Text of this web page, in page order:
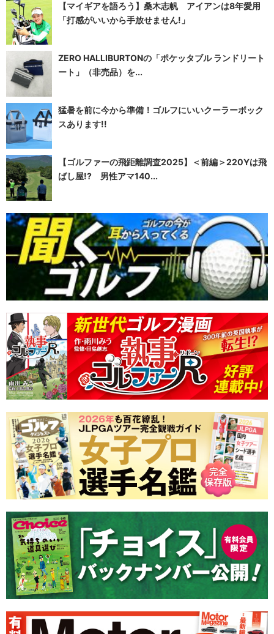
【マイギアを語ろう】桑木志帆 アイアンは8年愛用
「打感がいいから手放せません!」
ZERO HALLIBURTONの「ポケッタブル ランドリート
ート」（非売品）を...
猛暑を前に今から準備！ゴルフにいいクーラーボック
スあります!!
【ゴルファーの飛距離調査2025】＜前編＞220Yは飛
ばし屋!? 男性アマ140...